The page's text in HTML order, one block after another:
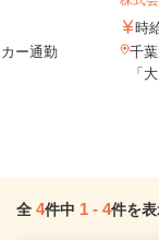
ー通勤
時
千
「
全 4件中 1 - 4件を